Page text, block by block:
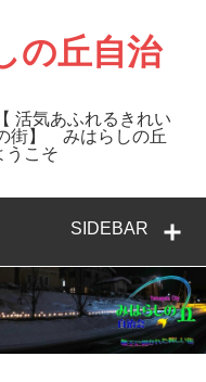
の丘自治
活気あふれるきれい
街】 みはらしの丘
うこそ
SIDEBAR